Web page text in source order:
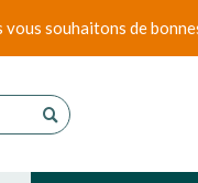
souhaitons de